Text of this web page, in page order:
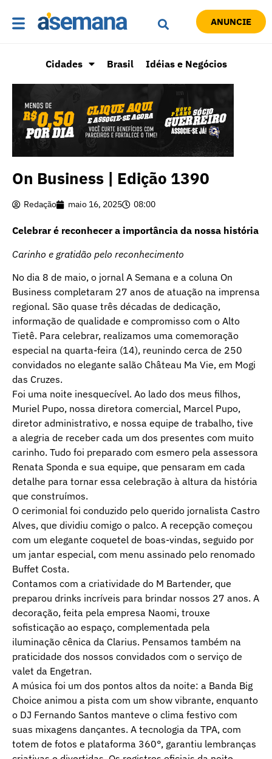
ANUNCIE
Cidades Brasil Idéias e Negócios
On Business | Edição 1390
Redação maio 16, 2025 08:00
Celebrar é reconhecer a importância da nossa história
Carinho e gratidão pelo reconhecimento
No dia 8 de maio, o jornal A Semana e a coluna On
Business completaram 27 anos de atuação na imprensa
regional. São quase três décadas de dedicação,
informação de qualidade e compromisso com o Alto
Tietê. Para celebrar, realizamos uma comemoração
especial na quarta-feira (14), reunindo cerca de 250
convidados no elegante salão Château Ma Vie, em Mogi
das Cruzes.
Foi uma noite inesquecível. Ao lado dos meus filhos,
Muriel Pupo, nossa diretora comercial, Marcel Pupo,
diretor administrativo, e nossa equipe de trabalho, tive
a alegria de receber cada um dos presentes com muito
carinho. Tudo foi preparado com esmero pela assessora
Renata Sponda e sua equipe, que pensaram em cada
detalhe para tornar essa celebração à altura da história
que construímos.
O cerimonial foi conduzido pelo querido jornalista Castro
Alves, que dividiu comigo o palco. A recepção começou
com um elegante coquetel de boas-vindas, seguido por
um jantar especial, com menu assinado pelo renomado
Buffet Costa.
Contamos com a criatividade do M Bartender, que
preparou drinks incríveis para brindar nossos 27 anos. A
decoração, feita pela empresa Naomi, trouxe
sofisticação ao espaço, complementada pela
iluminação cênica da Clarius. Pensamos também na
praticidade dos nossos convidados com o serviço de
valet da Engetran.
A música foi um dos pontos altos da noite: a Banda Big
Choice animou a pista com um show vibrante, enquanto
o DJ Fernando Santos manteve o clima festivo com
suas mixagens dançantes. A tecnologia da TPA, com
totem de fotos e plataforma 360°, garantiu lembranças